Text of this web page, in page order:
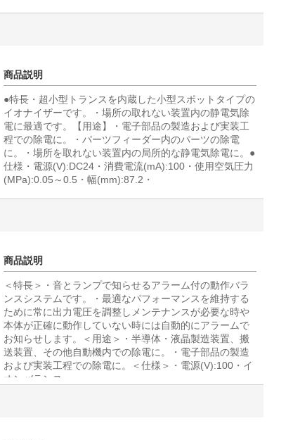
商品説明
●特長・超小型トランスを内蔵した小型スポットタイプの
イオナイザーです。・場所の取れない装置内の静電気除
電に最適です。【用途】・電子部品の製造および実装工
程での除電に。・パーツフィーダー内のパーツの除電
に。・場所を取れない装置内の局所的な静電気除電に。●
仕様・電源(V):DC24・消費電流(mA):100・使用空気圧力
(MPa):0.05～0.5・幅(mm):87.2・
商品説明
＜特長＞・音とランプで知らせるアラーム付の動作バラ
ンスシステムです。・最適なパフォーマンスを維持する
ために常に出力電圧を調整しメンテナンスが必要な時や
本体が正確に動作していない時には自動的にアラームで
お知らせします。＜用途＞・半導体・液晶製造装置、搬
送装置、その他自動機内での除電に。・電子部品の製造
および実装工程での除電に。＜仕様＞・電源(V):100・イ
オンバランス